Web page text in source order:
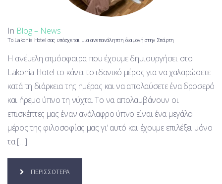
In Blog – News
Tο Lakonia Hotel σας υπόσχεται μια ανεπανάληπτη διαμονή στην Σπάρτη
Η ανέμελη ατμόσφαιρα που έχουμε δημιουργήσει στο
Lakonia Hotel το κάνει το ιδανικό μέρος για να χαλαρώσετε
κατά τη διάρκεια της ημέρας και να απολαύσετε ένα δροσερό
και ήρεμο ύπνο τη νύχτα. Το να απολαμβάνουν οι
επισκέπτες μας έναν ανάλαφρο ύπνο είναι ένα μεγάλο
μέρος της φιλοσοφίας μας γι’ αυτό και έχουμε επιλέξει μόνο
τα […]
ΠΕΡΙΣΣΟΤΕΡΑ